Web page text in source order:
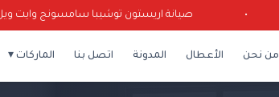
صيانة اريستون توشيبا سامسونج وايت ويل
من نحن الأعطال المدونة اتصل بنا الماركات ▾